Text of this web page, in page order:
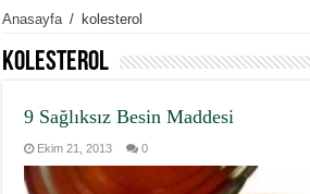
Anasayfa / kolesterol
kolesterol
9 Sağlıksız Besin Maddesi
Ekim 21, 2013 0